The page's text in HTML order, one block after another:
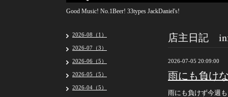
Good Music! No.1Beer! 33types JackDaniel's!
店主日記
2026-07-05 20:09:00
雨にも負け
雨にも負けず今週
2026-08（1）
2026-07（3）
2026-06（5）
2026-05（5）
2026-04（5）